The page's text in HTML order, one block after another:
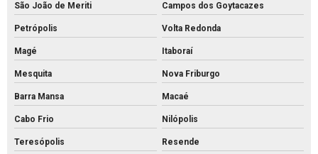
Grelha de concreto para canaleta
Grelha de concreto pré moldado preço
Grelha de concreto pré moldado
Grelha de concreto preço
Grelha de concreto
Intertravado de concreto comprar
São João de Meriti Campos dos Goytacazes
Petrópolis Volta Redonda
Magé Itaboraí
Mesquita Nova Friburgo
Barra Mansa Macaé
Cabo Frio Nilópolis
Teresópolis
Resende